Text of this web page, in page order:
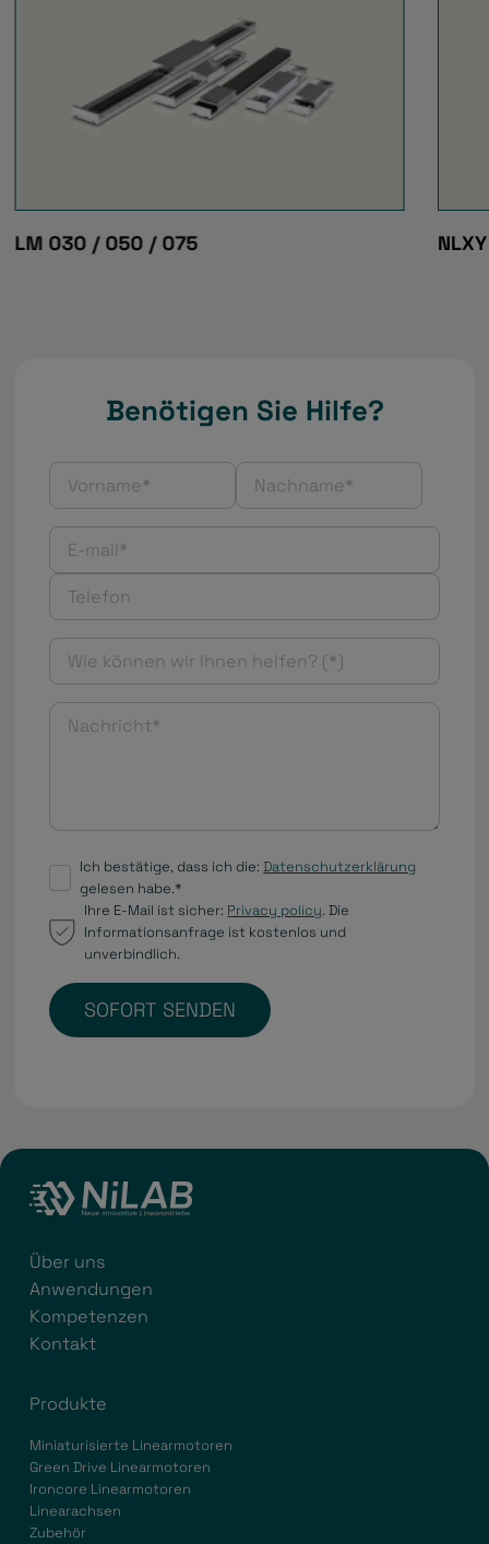
LM 030 / 050 / 075 NLXY
Benötigen Sie Hilfe?
Ich bestätige, dass ich die:Datenschutzerklärung
gelesen habe.*
Ihre E-Mail ist sicher: Privacy policy. Die
Informationsanfrage ist kostenlos und
unverbindlich.
SOFORT SENDEN
Über uns
Anwendungen
Kompetenzen
Kontakt
Produkte
Miniaturisierte Linearmotoren
Green Drive Linearmotoren
Ironcore Linearmotoren
Linearachsen
Zubehör